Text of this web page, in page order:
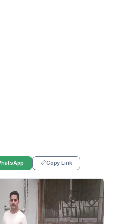
Copy Link